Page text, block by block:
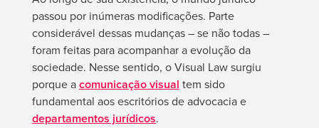
passou por inúmeras modificações. Parte
considerável dessas mudanças – se não todas –
foram feitas para acompanhar a evolução da
sociedade. Nesse sentido, o Visual Law surgiu
porque acomunicação visual tem sido
fundamental aos escritórios de advocacia e
departamentos jurídicos.